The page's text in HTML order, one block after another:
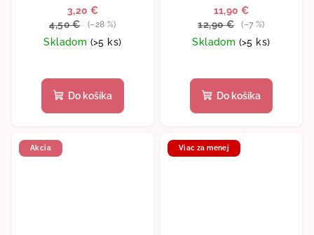
3,20 €
4,50 €
(–28 %)
Skladom (>5 ks)
Do košíka
11,90 €
12,90 €
(–7 %)
Skladom (>5 ks)
hodnotenie
produktu
Do košíka
Akcia Viac za menej